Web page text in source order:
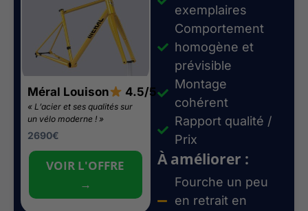
Méral Louison 4.5/5
« L’acier et ses qualités sur
un vélo moderne ! »
2690€
VOIR L'OFFRE
→
exemplaires
Comportement
homogène et
prévisible
Montage
cohérent
Rapport qualité /
Prix
À améliorer :
Fourche un peu
en retrait en